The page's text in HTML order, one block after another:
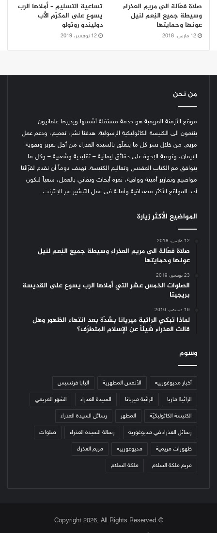
صلاة فعّالة الى مريم العذراء
وسيطة جميع النِعم لنيل
عونها وحمايتها
12 مارس، 2018
تساعية التسليم – أملاها الرب
يسوع على المكرّم الأب
دوليندو روتولو
12 نوفمبر، 2019
من نحن
موقع الأزمنة المريمية هو خدمة مستقلة أسّسها ويديرها علمانيون
ينتمون الى الكنيسة الكاثوليكية الرسولية. هدفنا نشر، تعميم، ودعم عمل
مريم. من خلال نشر كل ما يتعلّق بالسيدة العذراء من أجل تعزيز وتقوية
الإيمان، وتوعية الإخوة على حقائق إيمانية – تقليدية وشعبية – وكل ما
يتوافق مع الكتاب المقدس وتعاليم الكنيسة. نهدف دوماً أن نقدم لقرّائنا
مواضيع وتقارير أمينة ووافية، ثمرة أبحاث وتفاني بالعمل، سعياً لنكون
أحد المواقع الأكثر مصداقية وأمانة في عمل التبشير عبر الإنترنت.
المواضيع الأكثر زيارة
12 مارس، 2018
صلاة فعّالة الى مريم العذراء وسيطة جميع النِعم لنيل
عونها وحمايتها
23 نوفمبر، 2019
الصلوات الخمس عشر التي أملاها الرب يسوع على القديسة
بريجيتا
19 ديسمبر، 2016
لماذا تبكي الرائية ميريانا بشدّة بعد انتهاء الظهور وهل
قالت العذراء شيئاً عن الإسلام المتطرّف؟
وسوم
أخبار مديوغورييه الأنفس المطهرية البابا فرنسيس
الرائية ماريا الرائية ميريانا السيدة العذراء الشهر المريمي
الكنيسة الكاثوليكيّة المطهر رسائل السيدة العذراء
رسائل العذراء في مديوغوريه رسالة السيدة العذراء صلوات
ظهورات مريمية مديوغورييه مريم العذراء
مريم ملكة السلام ملكة السلام
© Copyright 2026, All Rights Reserved